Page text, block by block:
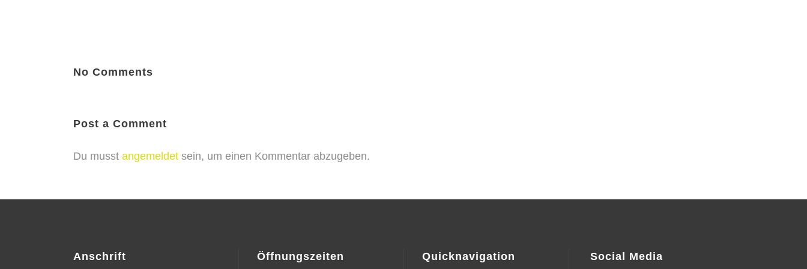
No Comments
Post a Comment
Du musst angemeldet sein, um einen Kommentar abzugeben.
Anschrift Öffnungszeiten Quicknavigation Social Media